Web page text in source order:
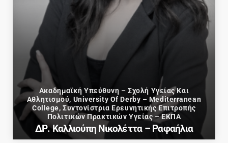
Ακαδημαϊκή Υπεύθυνη – Σχολή Υγείας Και
Αθλητισμού, University Of Derby – Mediterranean
College, Συντονίστρια Ερευνητικής Επιτροπής
Πολιτικών Πρακτικών Υγείας – ΕΚΠΑ
ΔΡ. Καλλιούπη Νικολέττα – Ραφαήλια